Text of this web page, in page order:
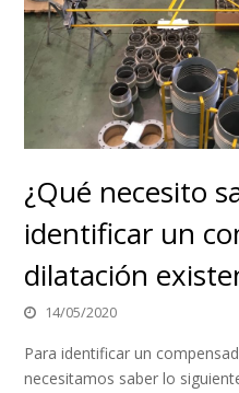
¿Qué necesito
identificar un
dilatación
14/05/2020
Para identificar un
necesitamos saber lo